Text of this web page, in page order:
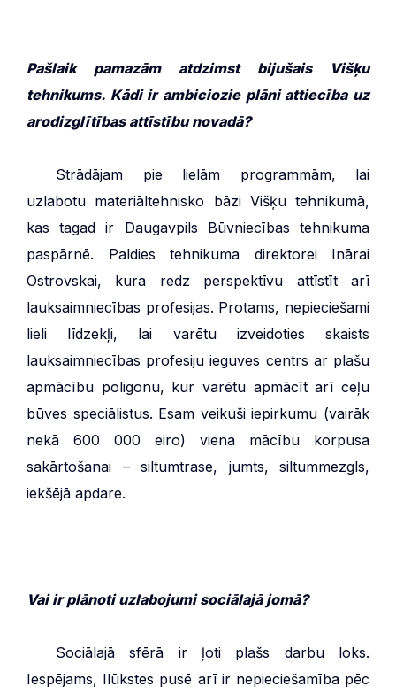
Pašlaik pamazām atdzimst bijušais Višķu
tehnikums. Kādi ir ambiciozie plāni attiecība uz
arodizglītības attīstību novadā?
Strādājam pie lielām programmām, lai
uzlabotu materiāltehnisko bāzi Višķu tehnikumā,
kas tagad ir Daugavpils Būvniecības tehnikuma
paspārnē. Paldies tehnikuma direktorei Inārai
Ostrovskai, kura redz perspektīvu attīstīt arī
lauksaimniecības profesijas. Protams, nepieciešami
lieli līdzekļi, lai varētu izveidoties skaists
lauksaimniecības profesiju ieguves centrs ar plašu
apmācību poligonu, kur varētu apmācīt arī ceļu
būves speciālistus. Esam veikuši iepirkumu (vairāk
nekā 600 000 eiro) viena mācību korpusa
sakārtošanai – siltumtrase, jumts, siltummezgls,
iekšējā apdare.
Vai ir plānoti uzlabojumi sociālajā jomā?
Sociālajā sfērā ir ļoti plašs darbu loks.
Iespējams, Ilūkstes pusē arī ir nepieciešamība pēc